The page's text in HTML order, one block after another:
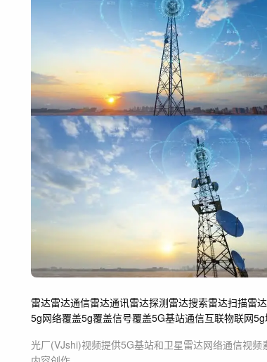
雷达雷达通信雷达通讯雷达探测雷达搜索雷达扫描雷
5g网络覆盖5g覆盖信号覆盖5G基站通信互联物联网
光厂(VJshi)视频提供5G基站和卫星雷达网络通信视频